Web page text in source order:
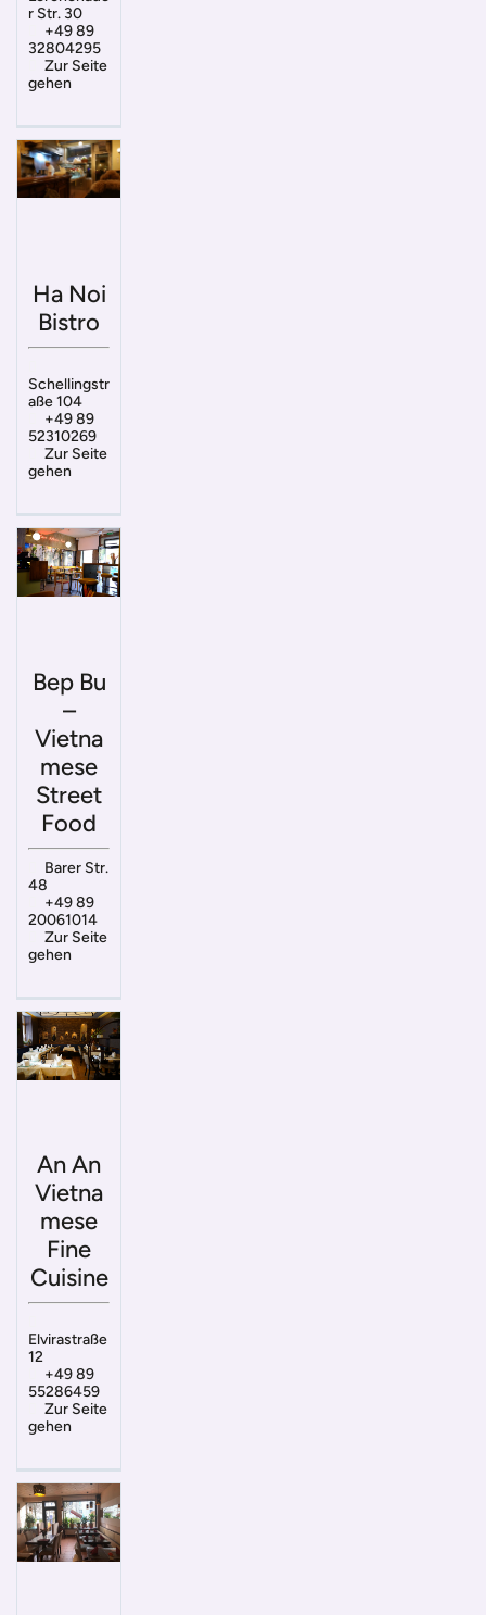
r Str. 30
+49 89
32804295
Zur Seite
gehen
Ha Noi
Bistro
Schellingstr
aße 104
+49 89
52310269
Zur Seite
gehen
Bep Bu
–
Vietna
mese
Street
Food
Barer Str.
48
+49 89
20061014
Zur Seite
gehen
An An
Vietna
mese
Fine
Cuisine
Elvirastraße
12
+49 89
55286459
Zur Seite
gehen